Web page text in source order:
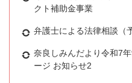
クト補助金事業
弁護士による法律相談（
奈良しみんだより令和7
ージ お知らせ2